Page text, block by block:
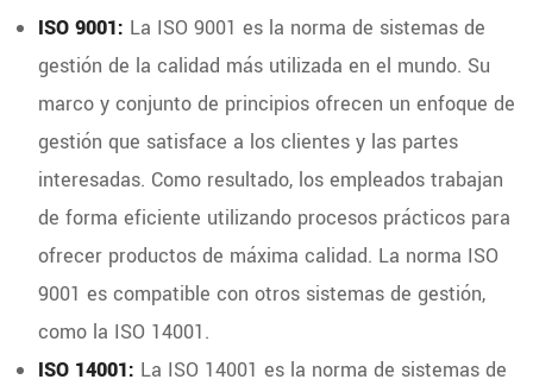
ISO 9001: La ISO 9001 es la norma de sistemas de
gestión de la calidad más utilizada en el mundo. Su
marco y conjunto de principios ofrecen un enfoque de
gestión que satisface a los clientes y las partes
interesadas. Como resultado, los empleados trabajan
de forma eficiente utilizando procesos prácticos para
ofrecer productos de máxima calidad. La norma ISO
9001 es compatible con otros sistemas de gestión,
como la ISO 14001.
ISO 14001: La ISO 14001 es la norma de sistemas de